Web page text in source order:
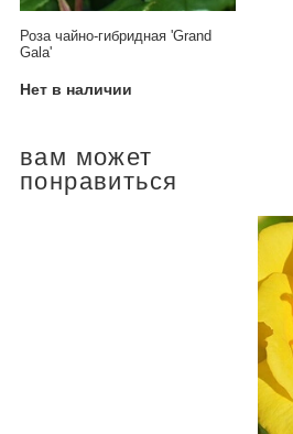
Роза чайно-гибридная 'Grand
Gala'
Нет в наличии
вам может
понравиться